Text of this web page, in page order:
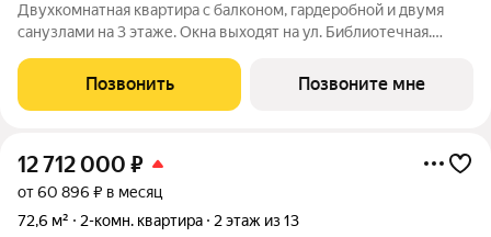
Двухкомнатная квартира с балконом, гардеробной и двумя
санузлами на 3 этаже. Окна выходят на ул. Библиотечная.
города. Рядом остановки общественного транспорта, школы и
детские сады.
Позвонить Позвоните мне
12 712 000 ₽
от 60 896 ₽ в месяц
72,6 м²
2-комн. квартира 2 этаж из 13